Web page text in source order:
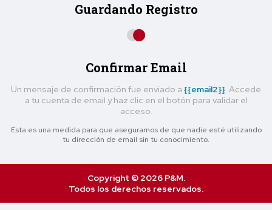
Guardando Registro
Confirmar Email
Un mensaje de confirmación fue enviado a {{email2}} . Accede
a tu cuenta de email y haz clic en el botón para validar el
acceso.
Esta es una medida para que asegurarnos de que nadie esté utilizando
tu dirección de email sin tu conocimiento.
Copyright © 2026 P&M.
Todos los derechos reservados.